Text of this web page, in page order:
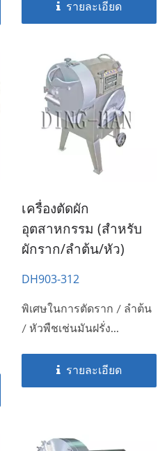
รายละเอียด
เครื่องตัดผัก
อุตสาหกรรม (สำหรับ
ผักราก/ลำต้น/หัว)
DH903-312
พิเศษในการตัดราก / ลำต้น
/ หัวพืชเช่นมันฝรั่ง...
รายละเอียด